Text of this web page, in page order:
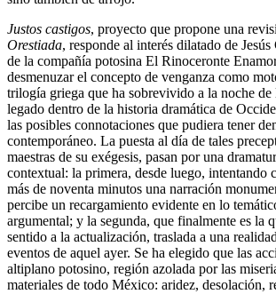
Justos castigos, proyecto que propone una
Orestiada, responde al interés dilatado de
de la compañía potosina El Rinoceronte
desmenuzar el concepto de venganza como
trilogía griega que ha sobrevivido a la noche de
legado dentro de la historia dramática de
las posibles connotaciones que pudiera tener
contemporáneo. La puesta al día de tales
maestras de su exégesis, pasan por una
contextual: la primera, desde luego, intentando
más de noventa minutos una narración
percibe un recargamiento evidente en lo
argumental; y la segunda, que finalmente es la
sentido a la actualización, traslada a una
eventos de aquel ayer. Se ha elegido que las
altiplano potosino, región azolada por las
materiales de todo México: aridez, desolación,